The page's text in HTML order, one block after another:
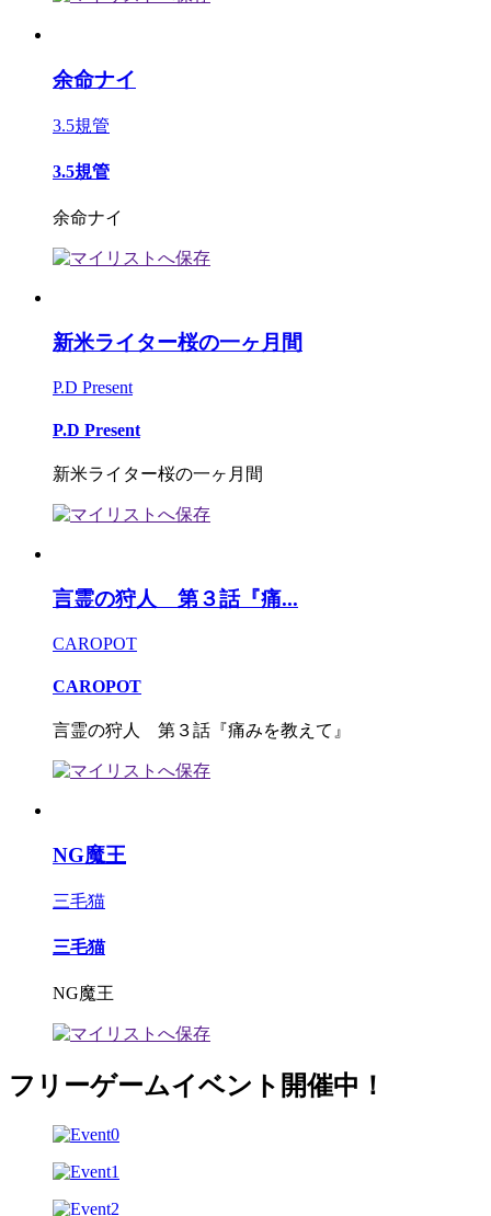
余命ナイ
3.5規管
3.5規管
余命ナイ
新米ライター桜の一ヶ月間
P.D Present
P.D Present
新米ライター桜の一ヶ月間
言霊の狩人 第３話『痛...
CAROPOT
CAROPOT
言霊の狩人 第３話『痛みを教えて』
NG魔王
三毛猫
三毛猫
NG魔王
フリーゲームイベント開催中！